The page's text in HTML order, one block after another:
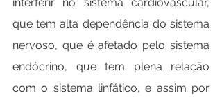
que tem alta dependência do sistema
nervoso, que é afetado pelo sistema
endócrino, que tem plena relação
com o sistema linfático, e assim por